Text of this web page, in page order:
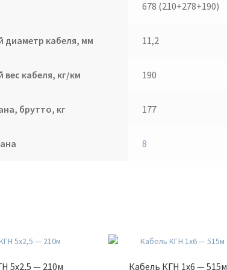
678 (210+278+190)
диаметр кабеля, мм 11,2
вес кабеля, кг/км 190
брутто, кг 177
8
5х2,5 — 210м Кабель КГН 1х6 — 515м